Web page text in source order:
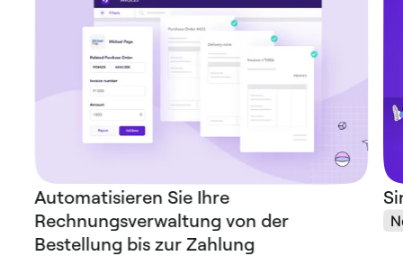
Automatisieren Sie Ihre
Rechnungsverwaltung von der
Bestellung bis zur Zahlung